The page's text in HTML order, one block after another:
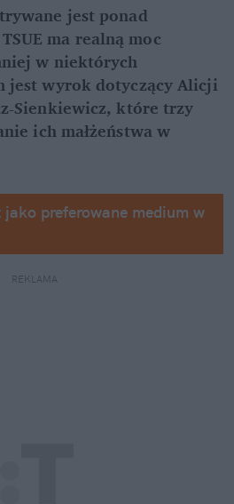
jest ponad
ma realną moc
w niektórych
jest wyrok dotyczący Alicji
Sienkiewicz, które trzy
ich małżeństwa w
jako preferowane medium w
REKLAMA